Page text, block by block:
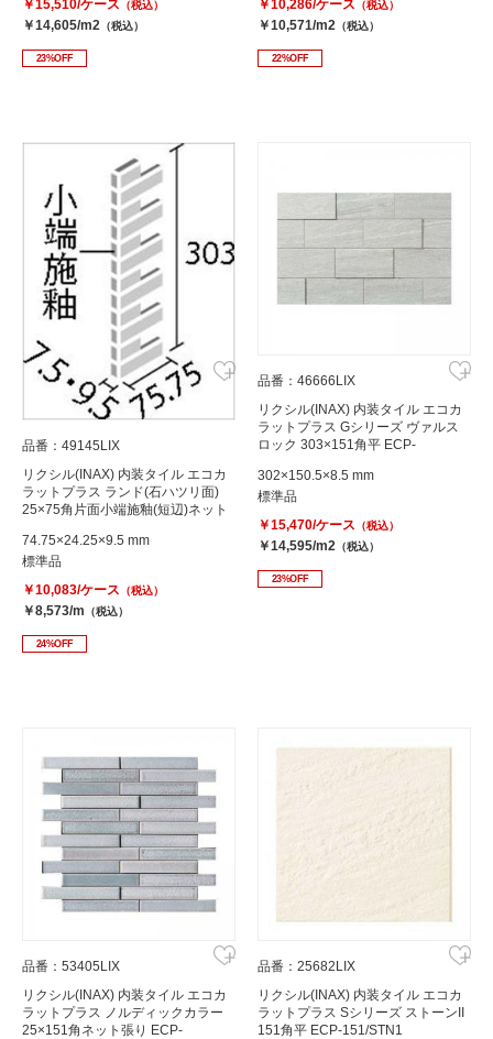
￥15,510/ケース （税込）
￥14,605/m2 （税込）
23%OFF
￥10,286/ケース （税込）
￥10,571/m2 （税込）
22%OFF
品番：49145LIX
リクシル(INAX) 内装タイル エコカ
ラットプラス ランド(石ハツリ面)
25×75角片面小端施釉(短辺)ネット
74.75×24.25×9.5 mm
標準品
￥10,083/ケース （税込）
￥8,573/m （税込）
24%OFF
品番：46666LIX
リクシル(INAX) 内装タイル エコカ
ラットプラス Gシリーズ ヴァルス
ロック 303×151角平 ECP-
302×150.5×8.5 mm
標準品
￥15,470/ケース （税込）
￥14,595/m2 （税込）
23%OFF
品番：53405LIX
リクシル(INAX) 内装タイル エコカ
ラットプラス ノルディックカラー
25×151角ネット張り ECP-
品番：25682LIX
リクシル(INAX) 内装タイル エコカ
ラットプラス Sシリーズ ストーンII
151角平 ECP-151/STN1